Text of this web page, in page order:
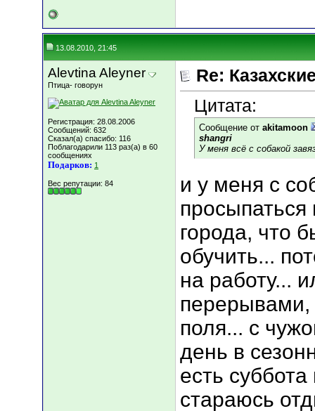
13.08.2010, 21:45
Alevtina Aleyner
Птица- говорун
Регистрация: 28.08.2006
Сообщений: 632
Сказал(а) спасибо: 116
Поблагодарили 113 раз(а) в 60
сообщениях
Подарков: 1
Вес репутации: 84
Re:
Цитата:
Сообщение от akitamoon
shangri
У меня всё с собакой
и у меня с
просыпаться
города, что
обучить...
на работу...
перерывами,
поля... с
день в
есть
стараюсь